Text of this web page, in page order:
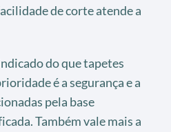
de corte atende a
do que tapetes
é a segurança e a
pela base
Também vale mais a